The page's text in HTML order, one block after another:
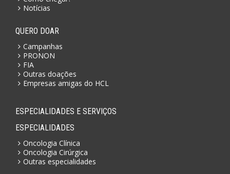
Notícias
QUERO DOAR
Campanhas
PRONON
FIA
Outras doações
Empresas amigas do HCL
ESPECIALIDADES E SERVIÇOS
ESPECIALIDADES
Oncologia Clínica
Oncologia Cirúrgica
Outras especialidades